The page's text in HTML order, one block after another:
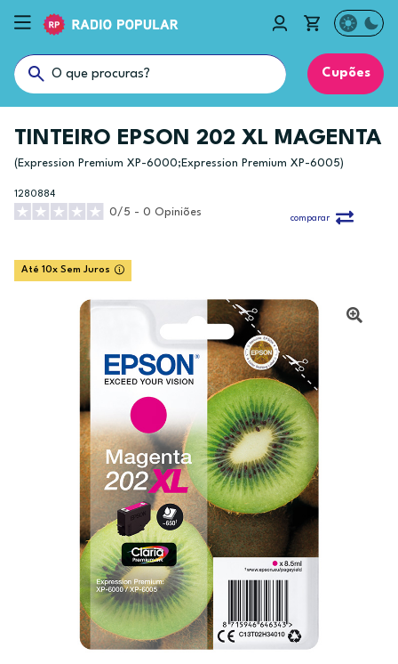
Cupões
TINTEIRO EPSON 202 XL MAGENTA
(Expression Premium XP-6000;Expression Premium XP-6005)
1280884
0/5 - 0 Opiniões
comparar
Até 10x Sem Juros